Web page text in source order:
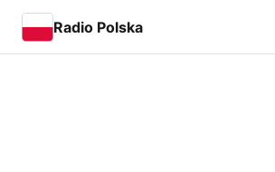
Radio Polska